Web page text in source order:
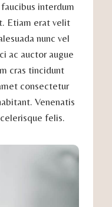
interdum
Etiam erat velit
nunc vel
ac auctor augue
cras tincidunt
consectetur
Venenatis
felis.